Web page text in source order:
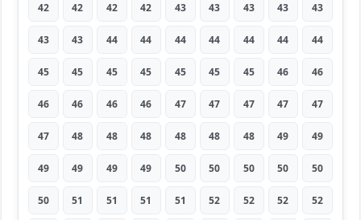
42 42 42 42 43 43 43 43 43
43 43 44 44 44 44 44 44 44
45 45 45 45 45 45 45 46 46
46 46 46 46 47 47 47 47 47
47 48 48 48 48 48 48 49 49
49 49 49 49 50 50 50 50 50
50 51 51 51 51 52 52 52 52